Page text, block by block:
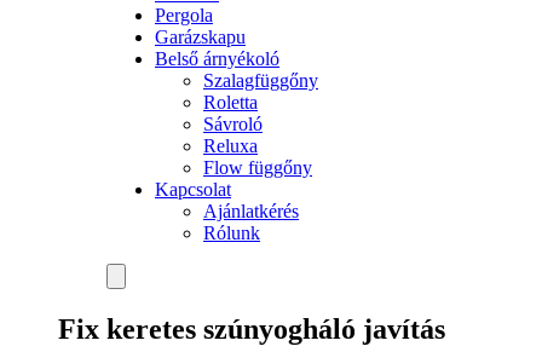
Pergola
Garázskapu
Belső árnyékoló
Szalagfüggőny
Roletta
Sávroló
Reluxa
Flow függőny
Kapcsolat
Ajánlatkérés
Rólunk
Fix keretes szúnyogháló javítás